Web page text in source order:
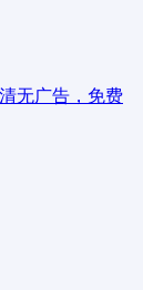
无广告，免费